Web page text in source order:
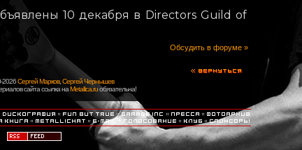
10 декабря в Directors Guild of
Обсудить в форуме »
2026Сергей Марков, Сергей Чернышев
сайта ссылка наMetallica.ruобязательна!